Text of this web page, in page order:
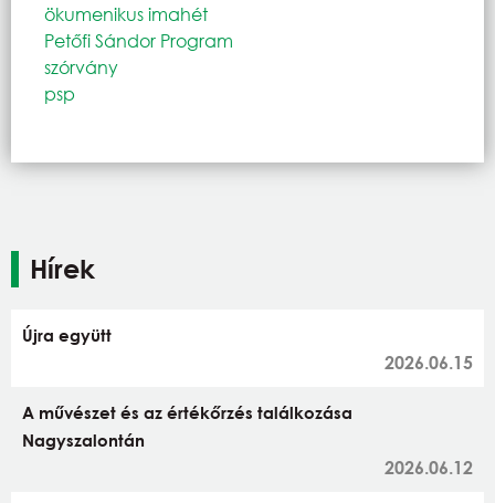
ökumenikus imahét
Petőfi Sándor Program
szórvány
psp
Hírek
Újra együtt
2026.06.15
A művészet és az értékőrzés találkozása
Nagyszalontán
2026.06.12